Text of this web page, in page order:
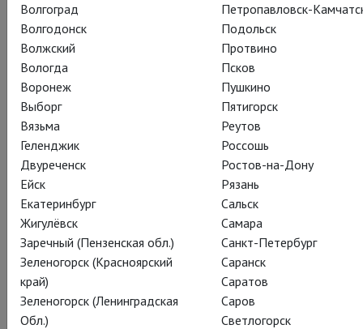
«Восхитительная драма Хэа требует подлинной актерской
самоотдачи; тем удивительней безусловный триумф
дебютирующей в Вест Энде Кэри Маллиган. Мягкость,
интеллигентность и женственность актрисы, влюбившие в
нее мировую кино-аудиторию пять лет назад, в живом
сценическом антураже сражают наповал. Впечатляет и
чисто исполнительская сноровка актрисы, столь
необходимая при исполнении роли Киры, которой по ходу
спектакля приходится готовить настоящий соус для
спагетти. Не меньших похвал заслуживает знатный мэтр
Билл Найи, знакомый широкой публике по ролям
разнообразных вурдалаков, а тут уверенно обживающий
безупречный костюм нахрапистого лондонского сноба».
Леонид Александровский
Волгоград
Волгодонск
Волжский
Вологда
Воронеж
Выборг
Вязьма
Геленджик
Двуреченск
Ейск
Екатеринбург
Жигулёвск
Заречный (Пензенская обл.)
Зеленогорск (Красноярский
край)
Зеленогорск (Ленинградская
Обл.)
Петропавловск-
Подольск
Протвино
Псков
Пушкино
Пятигорск
Реутов
Россошь
Ростов-на-Дону
Рязань
Сальск
Самара
Санкт-Петербург
Саранск
Саратов
Саров
Светлогорск